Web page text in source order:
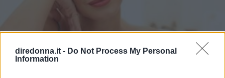
diredonna.it - Do Not Process My Personal
Information